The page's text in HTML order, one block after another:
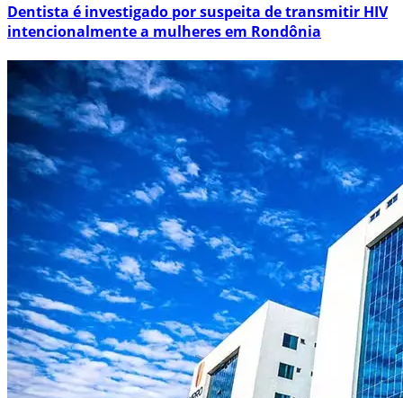
Dentista é investigado por suspeita de transmitir HIV
intencionalmente a mulheres em Rondônia